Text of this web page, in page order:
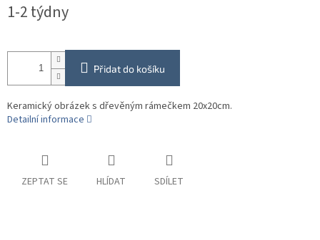
cena:
1-2 týdny
Přidat do košíku
Keramický obrázek s dřevěným rámečkem 20x20cm.
Detailní informace
ZEPTAT SE HLÍDAT SDÍLET